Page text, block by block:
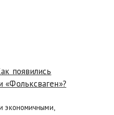
появились
«Фольксваген»?
экономичными,